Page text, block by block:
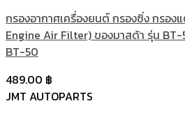
กรองอากาศเครื่องยนต์ กรองซิ่ง กรอง
Engine Air Filter) ของมาสด้า รุ่น
BT-50
489.00 ฿
JMT AUTOPARTS